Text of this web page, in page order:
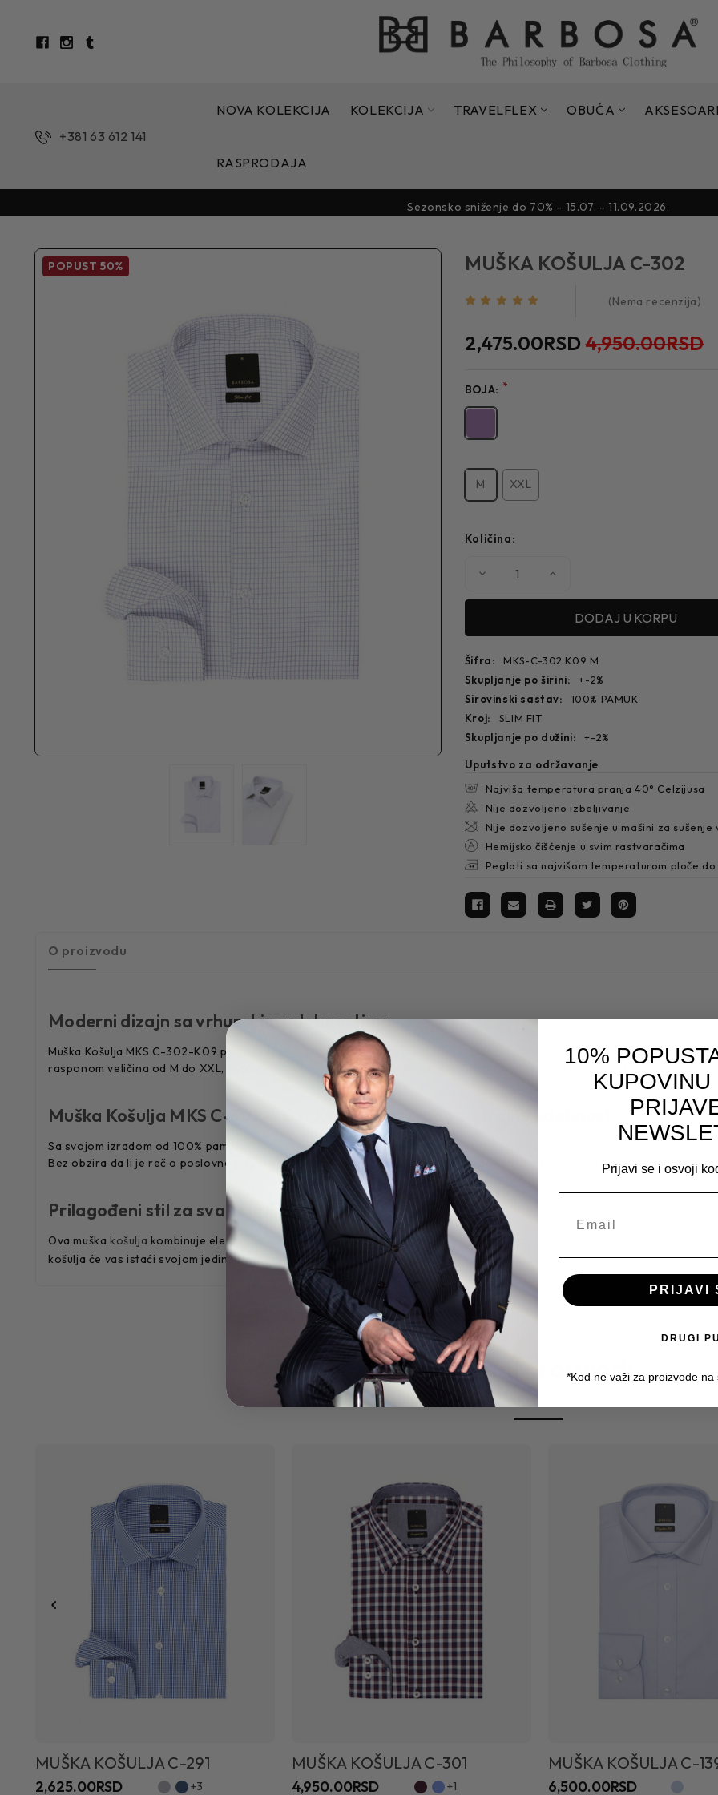
+381 63 612 141
NOVA KOLEKCIJA KOLEKCIJA TRAVELFLEX OBUĆA AKSESOARI
RASPRODAJA
Sezonsko sniženje do 70% - 15.07. - 11.09.2026.
Sezonsko sniženje do 70% - 15.07. - 11.09.2026.
POPUST50% MUŠKA KOŠULJA C-302
(Nema recenzija)
2,475.00RSD 4,950.00RSD
BOJA: *
M XXL
Količina:
Smanjite Povećajte
Šifra: MKS-C-302 K09 M
sirovinski sastav:
100% PAMUK
kroj:
SLIM FIT
Nije dozvoljeno izbeljivanje
Hemijsko čišćenje u svim rastvaračima
Najviša temperatura pranja 40° Celzijusa
Peglati sa najvišom temperaturom ploče do
Nije dozvoljeno sušenje u mašini za sušenje
skupljanje po dužini: +-2%
skupljanje po širini: +-2%
Uputstvo za održavanje
O proizvodu
Moderni dizajn sa vrhunskim udobnostima
Muška Košulja MKS C-302-K09 predstavlja spoj modernog dizajna i vrhunske udobnosti. Izrađena je od 100% pamuka
rasponom veličina od M do XXL, ova košulja savršeno odgovara svakom muškarcu koji ceni stil i udobnost.
Muška Košulja MKS C-302-K09: Kvalitetna izrada za trajnu udobnost
Sa svojom izradom od 100% pamuka, ova košulja nudi vrhunsku udobnost koja traje. Pamučni materijal omogućava koži
Bez obzira da li je reč o poslovnom sastanku ili opuštenom izlasku, ova košulja će vam pružiti neophodnu udobnost tokom
Prilagođeni stil za svaku priliku
Ova muška košulja kombinuje elegantan dizajn sa sofisticiranim detaljima, čineći je idealnim izborom za različite prilike.
košulja će vas istaći svojom jedinstvenom kombinacijom stila i udobnosti. Facebook Instagram
Srodni proizvodi
Proizvodi koji upotpunjuju Vaš stil
MUŠKA KOŠULJA C-291
2,625.00RSD +3
MUŠKA KOŠULJA C-301
4,950.00RSD +1
MUŠKA KOŠULJA C-
6,500.00RSD
10%
KUPOVINU
Prijavi se i osvoji
PRIJAVI
DRUGI
*Kod ne važi za proizvode na